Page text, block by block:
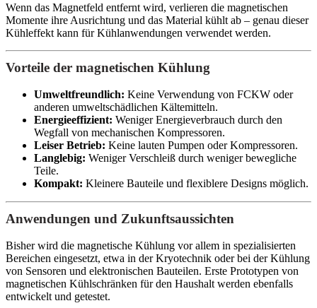
Wenn das Magnetfeld entfernt wird, verlieren die magnetischen
Momente ihre Ausrichtung und das Material kühlt ab – genau dieser
Kühleffekt kann für Kühlanwendungen verwendet werden.
Vorteile der magnetischen Kühlung
Umweltfreundlich: Keine Verwendung von FCKW oder
anderen umweltschädlichen Kältemitteln.
Energieeffizient: Weniger Energieverbrauch durch den
Wegfall von mechanischen Kompressoren.
Leiser Betrieb: Keine lauten Pumpen oder Kompressoren.
Langlebig: Weniger Verschleiß durch weniger bewegliche
Teile.
Kompakt: Kleinere Bauteile und flexiblere Designs möglich.
Anwendungen und Zukunftsaussichten
Bisher wird die magnetische Kühlung vor allem in spezialisierten
Bereichen eingesetzt, etwa in der Kryotechnik oder bei der Kühlung
von Sensoren und elektronischen Bauteilen. Erste Prototypen von
magnetischen Kühlschränken für den Haushalt werden ebenfalls
entwickelt und getestet.